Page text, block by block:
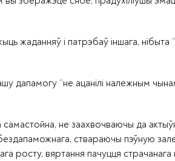
жаданняў і патрэбаў іншага, нібыта
дапамогу “не ацанілі належным
не заахвочваючы да
ствараючы пэўную
росту, вяртання пачуцця